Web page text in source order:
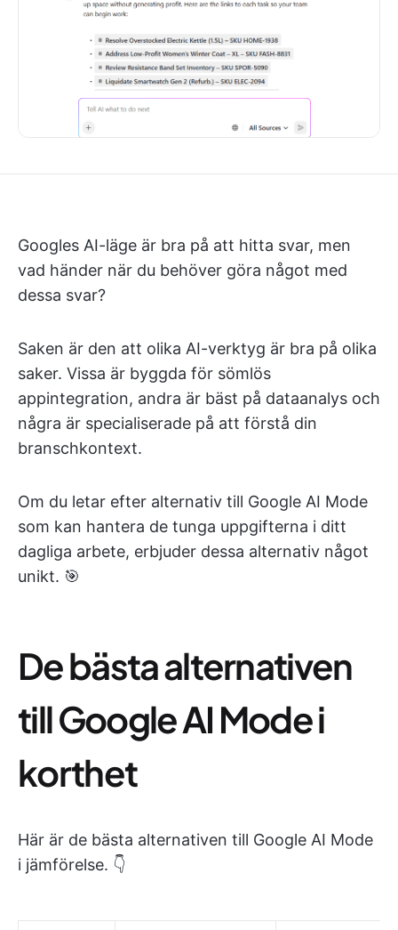
Googles AI-läge är bra på att hitta svar, men
vad händer när du behöver göra något med
dessa svar?
Saken är den att olika AI-verktyg är bra på olika
saker. Vissa är byggda för sömlös
appintegration, andra är bäst på dataanalys och
några är specialiserade på att förstå din
branschkontext.
Om du letar efter alternativ till Google AI Mode
som kan hantera de tunga uppgifterna i ditt
dagliga arbete, erbjuder dessa alternativ något
unikt. 🎯
De bästa alternativen
till Google AI Mode i
korthet
Här är de bästa alternativen till Google AI Mode
i jämförelse. 👇